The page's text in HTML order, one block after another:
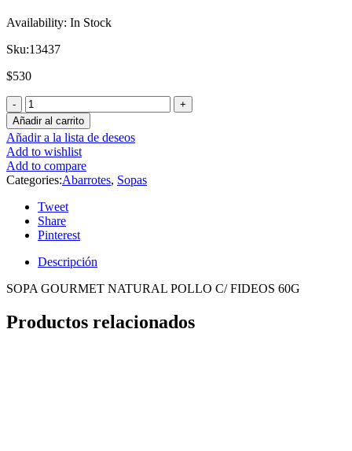
Availability: In Stock
Sku:13437
$530
Añadir al carrito
Añadir a la lista de deseos
Add to wishlist
Add to compare
Categories:Abarrotes, Sopas
Tweet
Share
Pinterest
Descripción
SOPA GOURMET NATURAL POLLO C/ FIDEOS 60G
Productos relacionados